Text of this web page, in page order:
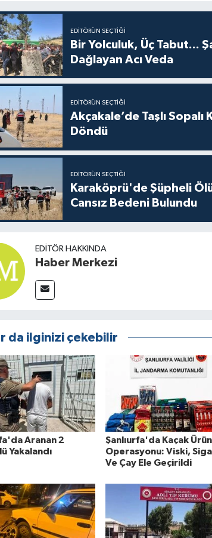
EDITÖRÜN SEÇTIĞI
Bir Yolculuk, Üç Tabut...
Dağlayan Acı Veda
EDITÖRÜN SEÇTIĞI
Akçakale’de Taşlı Sopalı
Döndü
EDITÖRÜN SEÇTIĞI
Karaköprü'de Şüpheli
Cansız Bedeni Bulundu
EDITÖR HAKKINDA
Haber Merkezi
da ilginizi çekebilir
Aranan 2
Yakalandı
Şanlıurfa'da Kaçak Ürün
Operasyonu: Viski,
Ve Çay Ele Geçirildi